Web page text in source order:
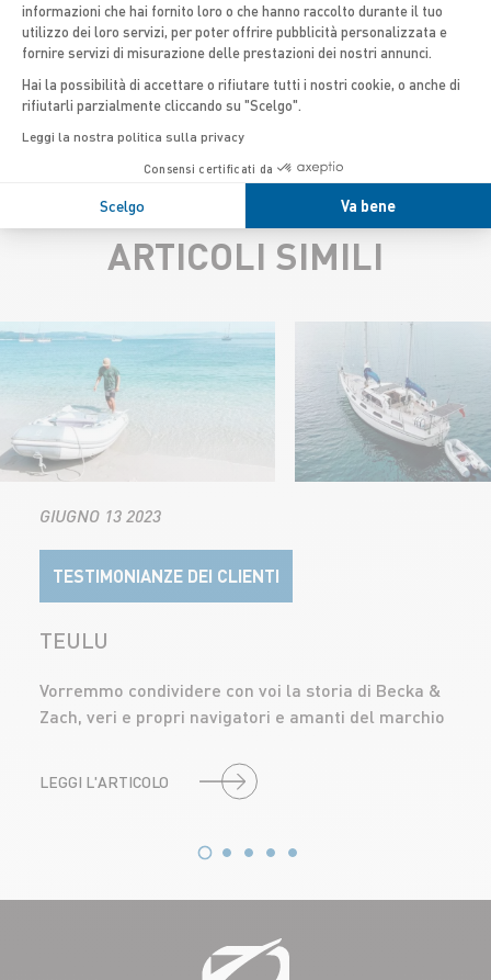
isole greche nel massimo comfort
a bordo del Medline 9 negli anni a
venire!
ARTICOLI SIMILI
GIUGNO 13 2023
TESTIMONIANZE DEI CLIENTI
TEULU
Vorremmo condividere con voi la storia di Becka &
Zach, veri e propri navigatori e amanti del marchio
LEGGI L'ARTICOLO
informazioni che hai fornito loro o che hanno raccolto durante il tuo
utilizzo dei loro servizi, per poter offrire pubblicità personalizzata e
fornire servizi di misurazione delle prestazioni dei nostri annunci.
Hai la possibilità di accettare o rifiutare tutti i nostri cookie, o anche di
rifiutarli parzialmente cliccando su "Scelgo".
Leggi la nostra politica sulla privacy
Consensi certificati da
Scelgo Va bene